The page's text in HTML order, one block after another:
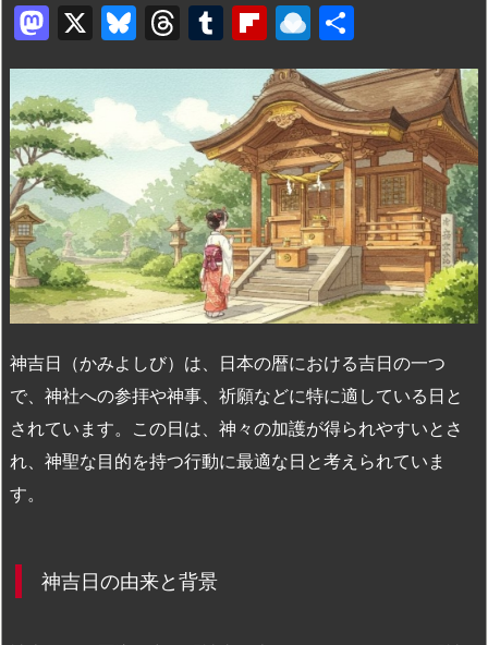
M
a
st
o
d
o
n
X
Bl
u
s
k
y
T
hr
e
a
d
s
T
u
m
bl
r
Fl
ip
b
o
ar
d
R
ai
n
dr
o
p.
io
有
神吉日（かみよしび）は、日本の暦における吉日の一つ
で、神社への参拝や神事、祈願などに特に適している日と
されています。この日は、神々の加護が得られやすいとさ
れ、神聖な目的を持つ行動に最適な日と考えられていま
す。
神吉日の由来と背景